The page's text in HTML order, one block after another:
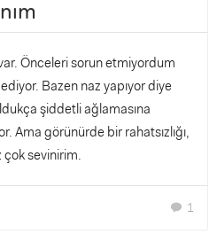
Önceleri sorun etmiyordum
Bazen naz yapıyor diye
şiddetli ağlamasına
Ama görünürde bir rahatsızlığı,
çok sevinirim.
chat 1